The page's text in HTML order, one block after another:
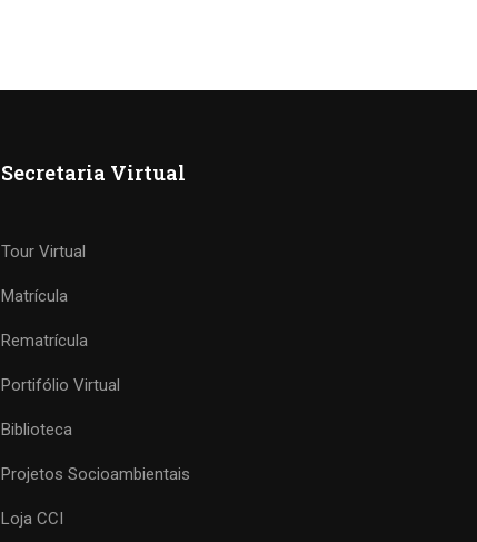
Secretaria Virtual
Tour Virtual
Matrícula
Rematrícula
Portifólio Virtual
Biblioteca
Projetos Socioambientais
Loja CCI